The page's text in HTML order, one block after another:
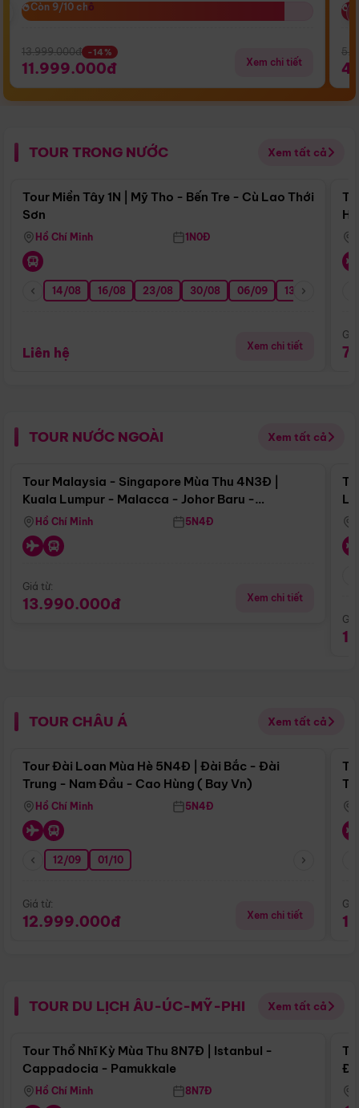
Còn 9/10 chỗ
Còn 9/10 chỗ
13.999.000đ -14%
11.999.000đ Xem chi tiết
TOUR TRONG NƯỚC Xem tất cả
Điểm nổi bật
Tour Miền Tây 1N | Mỹ Tho - Bến Tre - Cù Lao Thới
Sơn
Hồ Chí Minh 1N0Đ
14/08 16/08 23/08 30/08 06/09 13/09
Liên hệ Xem chi tiết
TOUR NƯỚC NGOÀI Xem tất cả
Điểm nổi bật
Tour Malaysia - Singapore Mùa Thu 4N3Đ |
Kuala Lumpur - Malacca - Johor Baru -
Singapore
Hồ Chí Minh 5N4Đ
Giá từ:
13.990.000đ Xem chi tiết
TOUR CHÂU Á Xem tất cả
Điểm nổi bật
Tour Đài Loan Mùa Hè 5N4Đ | Đài Bắc - Đài
Trung - Nam Đầu - Cao Hùng ( Bay Vn)
Hồ Chí Minh 5N4Đ
12/09 01/10
Giá từ:
12.999.000đ Xem chi tiết
TOUR DU LỊCH ÂU-ÚC-MỸ-PHI Xem tất cả
Điểm nổi bật
Tour Thổ Nhĩ Kỳ Mùa Thu 8N7Đ | Istanbul -
Cappadocia - Pamukkale
Hồ Chí Minh 8N7Đ